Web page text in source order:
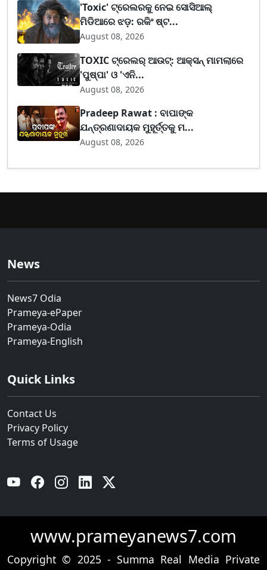
'Toxic' ଟ୍ରେଲରକୁ ନେଇ ସୋସିଆଲ୍
ମିଡିଆରେ ଝଡ଼: ରକିଂ ଷ୍ଟ...
August 08, 2026
TOXIC ଟ୍ରେଲର୍ ଆଉଟ୍: ଆକ୍ସନ୍ ମାମଲାରେ
'ପୁଷ୍ପା' ଓ 'ଏନି...
August 08, 2026
Pradeep Rawat : ବାପାଙ୍କ
ଯନ୍ତ୍ରଣାଦାୟକ ମୁହୂର୍ତ୍ତକୁ ମ...
August 08, 2026
News
News7 Odia
Prameya-ePaper
Prameya-Odia
Prameya-English
Quick Links
Contact Us
Privacy Policy
Terms of Usage
YouTube Facebook Instagram Linkedin
www.prameyanews7.com
Copyright © 2025 - Summa Real Media Private